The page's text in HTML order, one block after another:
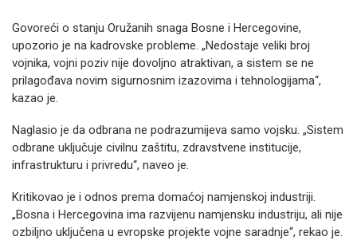
Govoreći o stanju Oružanih snaga Bosne i Hercegovine,
upozorio je na kadrovske probleme. „Nedostaje veliki broj
vojnika, vojni poziv nije dovoljno atraktivan, a sistem se ne
prilagođava novim sigurnosnim izazovima i tehnologijama“,
kazao je.
Naglasio je da odbrana ne podrazumijeva samo vojsku. „Sistem
odbrane uključuje civilnu zaštitu, zdravstvene institucije,
infrastrukturu i privredu“, naveo je.
Kritikovao je i odnos prema domaćoj namjenskoj industriji.
„Bosna i Hercegovina ima razvijenu namjensku industriju, ali nije
ozbiljno uključena u evropske projekte vojne saradnje“, rekao je.